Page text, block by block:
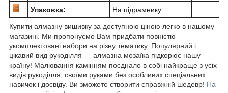
Упаковка: На підрамнику.
Купити алмазну вишивку за доступною ціною легко в нашому
магазині. Ми пропонуємо Вам придбати повністю
укомплектовані набори на різну тематику. Популярний і
цікавий вид рукоділля ― алмазна мозаїка підкорює нашу
країну! Малювання камінням поєднало в собі найкраще з усіх
видів рукоділля, своїми руками без особливих спеціальних
навичок і досвіду. Ви зможете створити справжній шедевр! На